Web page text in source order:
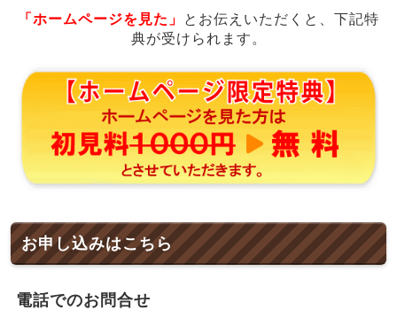
「ホームページを見た」
とお伝えいただくと、下記特
典が受けられます。
お申し込みはこちら
電話でのお問合せ